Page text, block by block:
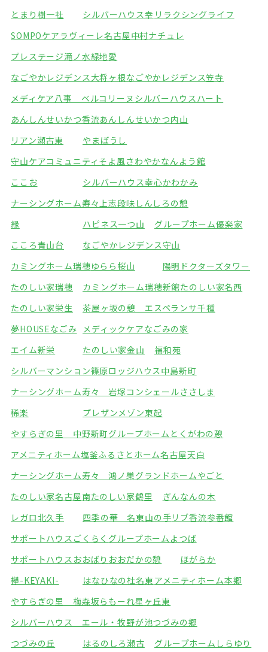
とまり樹一社
シルバーハウス幸 リラクシングライフ
SOMPOケアラヴィーレ名古屋中村ナチュレ
プレステージ滝ノ水緑地愛
なごやかレジデンス大将ヶ根なごやかレジデンス笠寺
メディケア八事 ベルコリーヌ シルバーハウスハート
あんしんせいかつ香流あんしんせいかつ内山
リアン瀬古東
やまぼうし
守山ケアコミュニティそよ風さわやかなんよう館
ここお
シルバーハウス幸心かわかみ
ナーシングホーム寿々上志段味 しんしろの憩
縁
ハピネス一つ山
グループホーム優楽家
こころ青山台
なごやかレジデンス守山
カミングホーム瑞穂ゆらら桜山
陽明ドクターズタワー
たのしい家瑞穂
カミングホーム瑞穂新館たのしい家名西
たのしい家栄生
茶屋ヶ坂の憩 エスペランサ千種
夢HOUSEなごみ
メディックケアなごみの家
エイム新栄
たのしい家金山
福和苑
シルバーマンション篠原ロッジハウス中島新町
ナーシングホーム寿々 岩塚コンシェールささしま
稀楽
プレザンメゾン東起
やすらぎの里 中野新町グループホームとくがわの憩
アメニティホーム塩釜ふるさとホーム名古屋天白
ナーシングホーム寿々 鴻ノ巣グランドホームやごと
たのしい家名古屋南たのしい家鶴里
ぎんなんの木
レガロ北久手
四季の華 名東山の手リブ香流参番館
サポートハウスごくらく グループホームよつば
サポートハウスおおばり おおだかの憩
ほがらか
欅-KEYAKI-
はなひなの杜名東 アメニティホーム本郷
やすらぎの里 梅森坂らもーれ星ヶ丘東
シルバーハウス エール・牧野が池つづみの郷
つづみの丘
はるのしろ瀬古
グループホームしらゆり